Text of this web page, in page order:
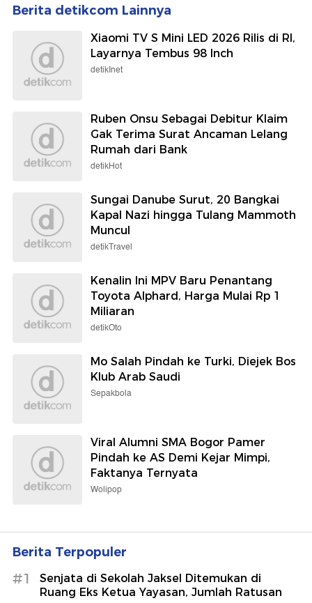
Berita detikcom Lainnya
Xiaomi TV S Mini LED 2026 Rilis di RI,
Layarnya Tembus 98 Inch
detikInet
Ruben Onsu Sebagai Debitur Klaim
Gak Terima Surat Ancaman Lelang
Rumah dari Bank
detikHot
Sungai Danube Surut, 20 Bangkai
Kapal Nazi hingga Tulang Mammoth
Muncul
detikTravel
Kenalin Ini MPV Baru Penantang
Toyota Alphard, Harga Mulai Rp 1
Miliaran
detikOto
Mo Salah Pindah ke Turki, Diejek Bos
Klub Arab Saudi
Sepakbola
Viral Alumni SMA Bogor Pamer
Pindah ke AS Demi Kejar Mimpi,
Faktanya Ternyata
Wolipop
Berita Terpopuler
#1
Senjata di Sekolah Jaksel Ditemukan di
Ruang Eks Ketua Yayasan, Jumlah Ratusan